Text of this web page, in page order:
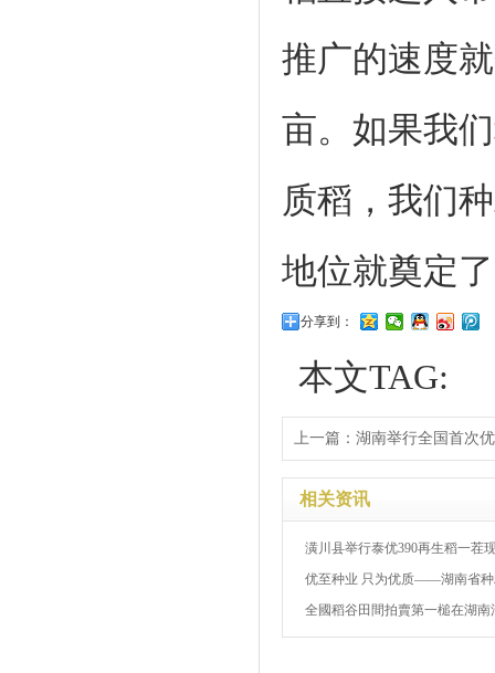
推广的速度
亩。如果我
质稻，我们
地位就奠定
分享到：
本文TAG:
上一篇： 湖南举行全国首次
相关资讯
潢川县举行泰优390再生稻一茬
优至种业 只为优质——湖南省种
全國稻谷田間拍賣第一槌在湖南